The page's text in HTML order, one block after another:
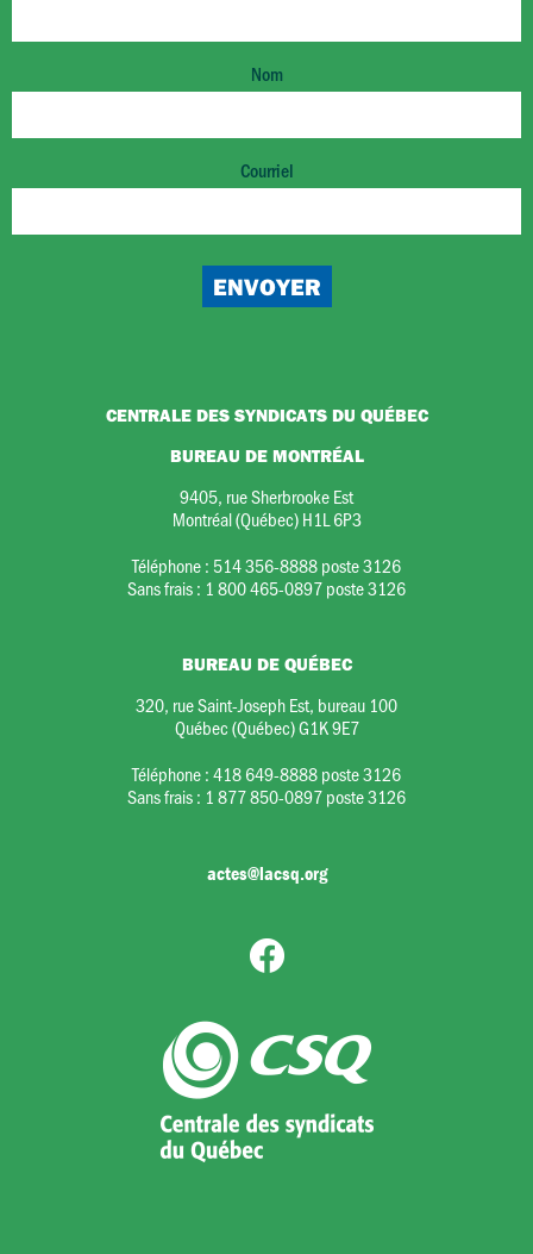
Nom
Courriel
CENTRALE DES SYNDICATS DU QUÉBEC
BUREAU DE MONTRÉAL
9405, rue Sherbrooke Est
Montréal (Québec) H1L 6P3
Téléphone : 514 356-8888 poste 3126
Sans frais : 1 800 465-0897 poste 3126
BUREAU DE QUÉBEC
320, rue Saint-Joseph Est, bureau 100
Québec (Québec) G1K 9E7
Téléphone :418 649-8888 poste 3126
Sans frais : 1 877 850-0897 poste 3126
actes@lacsq.org